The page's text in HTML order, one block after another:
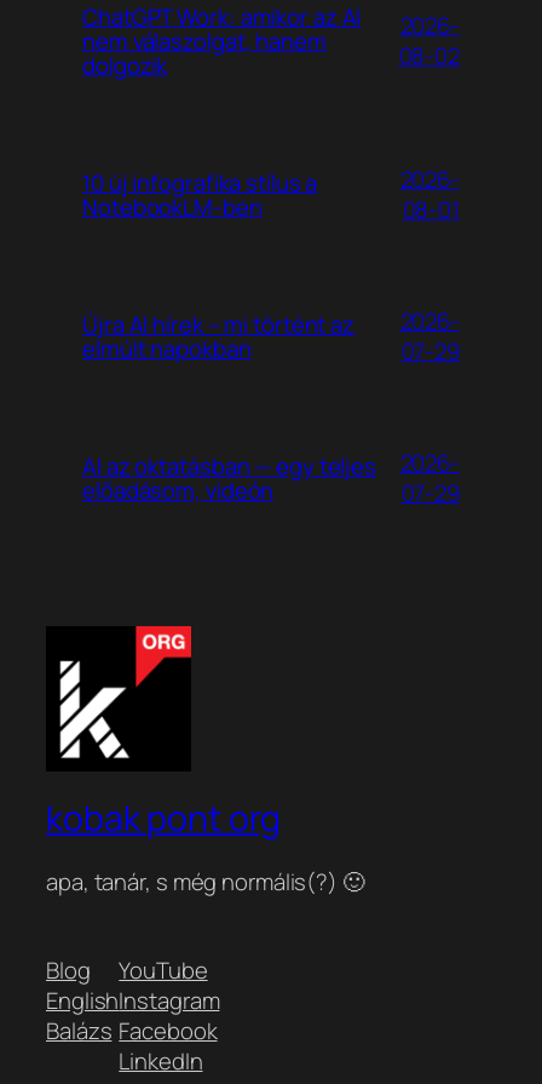
ChatGPT Work: amikor az AI
nem válaszolgat, hanem
dolgozik
2026-
08-02
10 új infografika stílus a
NotebookLM-ben
2026-
08-01
Újra AI hírek – mi történt az
elmúlt napokban
2026-
07-29
AI az oktatásban — egy teljes
előadásom, videón
2026-
07-29
kobak pont org
apa, tanár, s még normális(?) 🙂
Blog
English
Balázs
YouTube
Instagram
Facebook
LinkedIn